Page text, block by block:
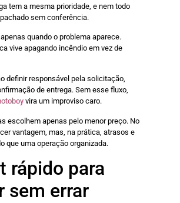
tem a mesma prioridade, e nem todo
sem conferência.
quando o problema aparece.
vive apagando incêndio em vez de
definir responsável pela solicitação,
de entrega. Sem esse fluxo,
vira um improviso caro.
escolhem apenas pelo menor preço. No
vantagem, mas, na prática, atrasos e
que uma operação organizada.
rápido para
sem errar